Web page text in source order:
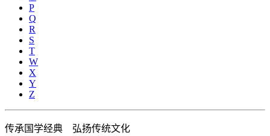
P
Q
R
S
T
W
X
Y
Z
传承国学经典 弘扬传统文化